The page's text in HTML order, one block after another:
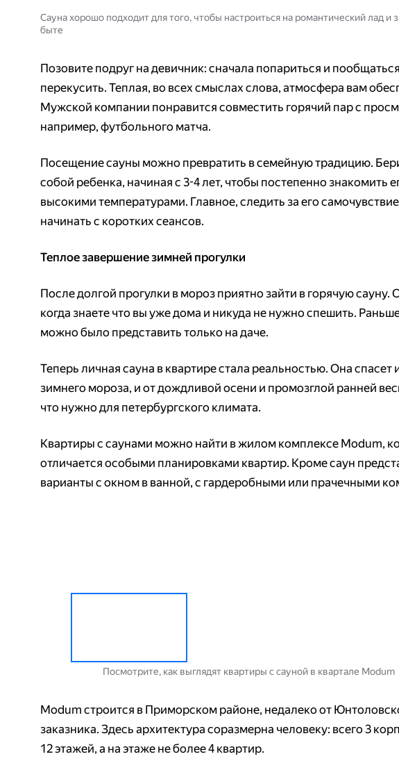
Сауна хорошо подходит для того, чтобы настроиться на романтический лад и
быте
Позовите подруг на девичник: сначала попариться и
перекусить. Теплая, во всех смыслах слова, атмосфера вам
Мужской компании понравится совместить горячий пар с
например, футбольного матча.
Посещение сауны можно превратить в семейную традицию.
собой ребенка, начиная с 3-4 лет, чтобы постепенно знакомить
высокими температурами. Главное, следить за его
начинать с коротких сеансов.
Теплое завершение зимней прогулки
После долгой прогулки в мороз приятно зайти в горячую сауну.
когда знаете что вы уже дома и никуда не нужно спешить.
можно было представить только на даче.
Теперь личная сауна в квартире стала реальностью. Она спасет
зимнего мороза, и от дождливой осени и промозглой ранней
что нужно для петербургского климата.
Квартиры с саунами можно найти в жилом комплексе Modum,
отличается особыми планировками квартир. Кроме саун
варианты с окном в ванной, с гардеробными или прачечными
Посмотрите, как выглядят квартиры с сауной в квартале Modum
Modum строится в Приморском районе, недалеко от
заказника. Здесь архитектура соразмерна человеку: всего 3
12 этажей, а на этаже не более 4 квартир.